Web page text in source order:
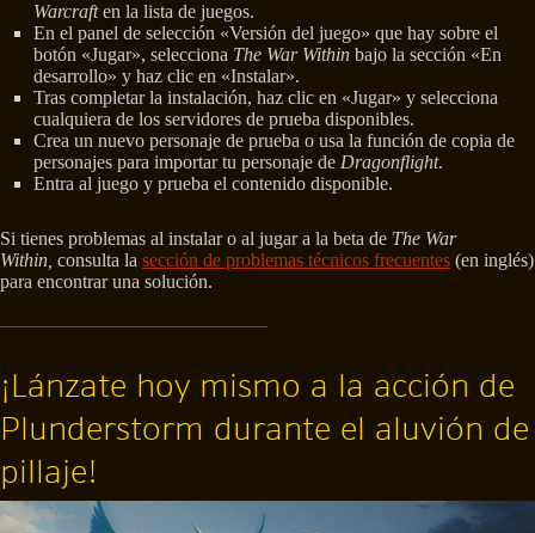
Warcraften la lista de juegos.
En el panel de selección «Versión del juego» que hay sobre el
botón «Jugar», selecciona The War Within bajo la sección «En
desarrollo» y haz clic en «Instalar».
Tras completar la instalación, haz clic en «Jugar» y selecciona
cualquiera de los servidores de prueba disponibles.
Crea un nuevo personaje de prueba o usa la función de copia de
personajes para importar tu personaje de Dragonflight.
Entra al juego y prueba el contenido disponible.
Si tienes problemas al instalar o al jugar a la beta de The War
Within, consulta la sección de problemas técnicos frecuentes (en inglés)
para encontrar una solución.
¡Lánzate hoy mismo a la acción de
Plunderstorm durante el aluvión de
pillaje!